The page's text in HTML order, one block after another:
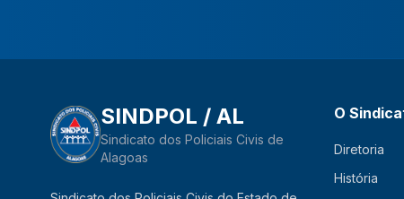
SINDPOL / AL
Sindicato dos Policiais Civis de
Alagoas
O
Diretoria
História